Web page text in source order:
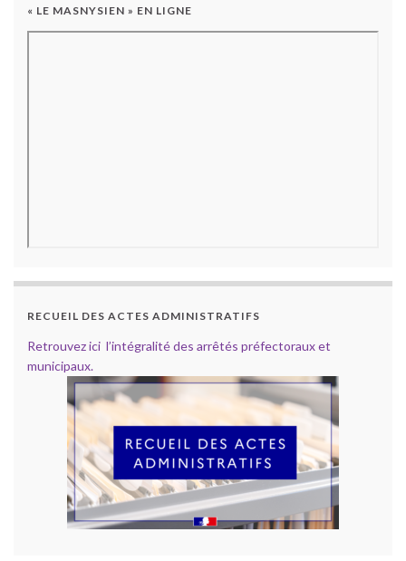
« LE MASNYSIEN » EN LIGNE
RECUEIL DES ACTES ADMINISTRATIFS
Retrouvez ici l’intégralité des arrêtés préfectoraux et
municipaux.